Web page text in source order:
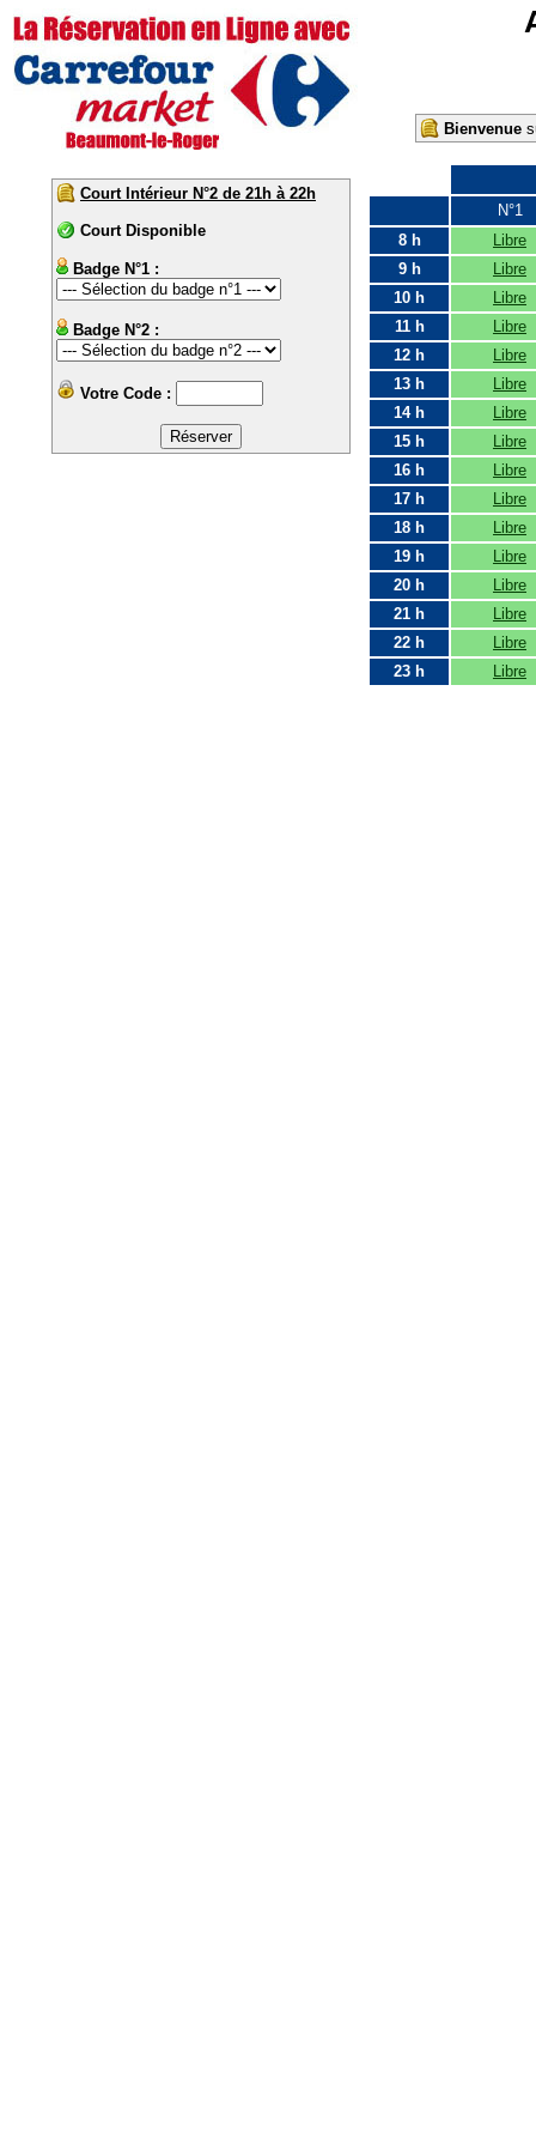
Bienvenue
Court Intérieur N°2 de 21h à 22h
Court Disponible
Badge N°1 :
Badge N°2 :
Votre Code :
N°1
8 h
Libre
9 h
Libre
10 h
Libre
11 h
Libre
12 h
Libre
13 h
Libre
14 h
Libre
15 h
Libre
16 h
Libre
17 h
Libre
18 h
Libre
19 h
Libre
20 h
Libre
21 h
Libre
22 h
Libre
23 h
Libre